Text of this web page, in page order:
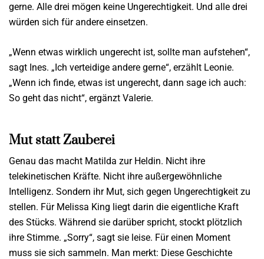
gerne. Alle drei mögen keine Ungerechtigkeit. Und alle drei
würden sich für andere einsetzen.
„Wenn etwas wirklich ungerecht ist, sollte man aufstehen“,
sagt Ines. „Ich verteidige andere gerne“, erzählt Leonie.
„Wenn ich finde, etwas ist ungerecht, dann sage ich auch:
So geht das nicht“, ergänzt Valerie.
Mut statt Zauberei
Genau das macht Matilda zur Heldin. Nicht ihre
telekinetischen Kräfte. Nicht ihre außergewöhnliche
Intelligenz. Sondern ihr Mut, sich gegen Ungerechtigkeit zu
stellen. Für Melissa King liegt darin die eigentliche Kraft
des Stücks. Während sie darüber spricht, stockt plötzlich
ihre Stimme. „Sorry“, sagt sie leise. Für einen Moment
muss sie sich sammeln. Man merkt: Diese Geschichte